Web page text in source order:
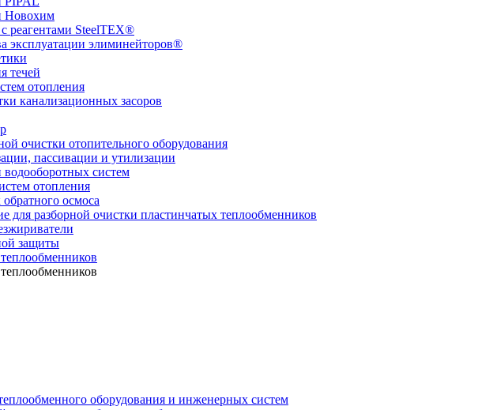
Новохим
реагентами SteelTEX®
эксплуатации элиминейторов®
течей
отопления
канализационных засоров
очистки отопительного оборудования
пассивации и утилизации
водооборотных систем
отопления
осмоса
для разборной очистки пластинчатых теплообменников
защиты
оборудования и инженерных систем